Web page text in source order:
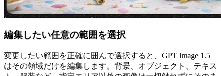
編集したい任意の範囲を選択
変更したい範囲を正確に囲んで選択すると、GPT Image 1.5
はその領域だけを編集します。背景、オブジェクト、テキス